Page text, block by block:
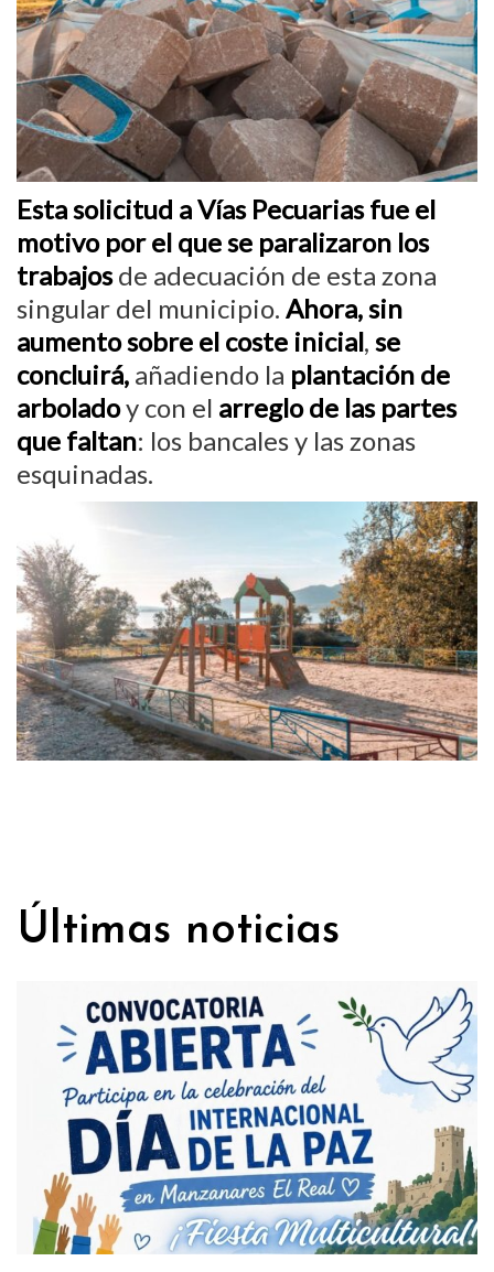
Esta solicitud a Vías Pecuarias fue el
motivo por el que se paralizaron los
trabajosde adecuación de esta zona
singular del municipio. Ahora, sin
aumento sobre el coste inicial, se
concluirá, añadiendo la plantación de
arboladoy con el arreglo de las partes
que faltan: los bancales y las zonas
esquinadas.
Últimas noticias